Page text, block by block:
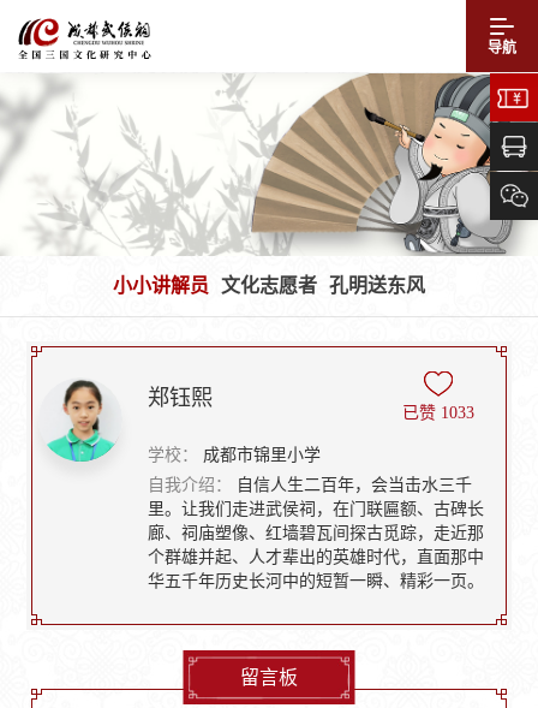
导航
小小讲解员 文化志愿者 孔明送东风
郑钰熙
学校： 成都市锦里小学
自我介绍：
自信人生二百年，会当击水三千
里。让我们走进武侯祠，在门联匾额、古碑长
廊、祠庙塑像、红墙碧瓦间探古觅踪，走近那
个群雄并起、人才辈出的英雄时代，直面那中
华五千年历史长河中的短暂一瞬、精彩一页。
已赞 1033
留言板